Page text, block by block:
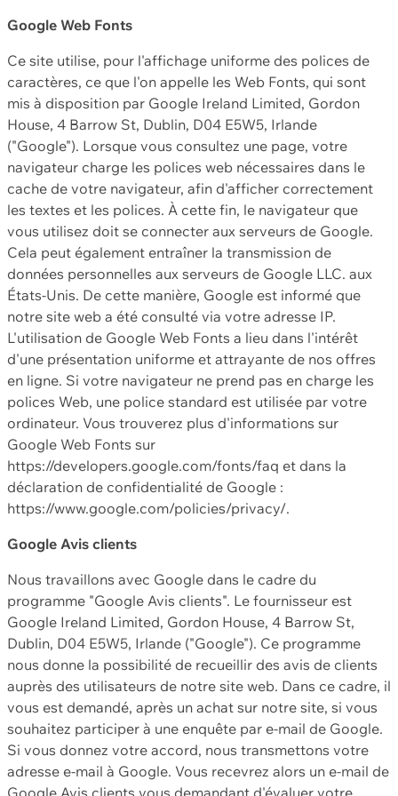
Google Web Fonts
Ce site utilise, pour l'affichage uniforme des polices de
caractères, ce que l'on appelle les Web Fonts, qui sont
mis à disposition par Google Ireland Limited, Gordon
House, 4 Barrow St, Dublin, D04 E5W5, Irlande
("Google"). Lorsque vous consultez une page, votre
navigateur charge les polices web nécessaires dans le
cache de votre navigateur, afin d'afficher correctement
les textes et les polices. À cette fin, le navigateur que
vous utilisez doit se connecter aux serveurs de Google.
Cela peut également entraîner la transmission de
données personnelles aux serveurs de Google LLC. aux
États-Unis. De cette manière, Google est informé que
notre site web a été consulté via votre adresse IP.
L'utilisation de Google Web Fonts a lieu dans l'intérêt
d'une présentation uniforme et attrayante de nos offres
en ligne. Si votre navigateur ne prend pas en charge les
polices Web, une police standard est utilisée par votre
ordinateur. Vous trouverez plus d'informations sur
Google Web Fonts sur
https://developers.google.com/fonts/faq et dans la
déclaration de confidentialité de Google :
https://www.google.com/policies/privacy/.
Google Avis clients
Nous travaillons avec Google dans le cadre du
programme "Google Avis clients". Le fournisseur est
Google Ireland Limited, Gordon House, 4 Barrow St,
Dublin, D04 E5W5, Irlande ("Google"). Ce programme
nous donne la possibilité de recueillir des avis de clients
auprès des utilisateurs de notre site web. Dans ce cadre, il
vous est demandé, après un achat sur notre site, si vous
souhaitez participer à une enquête par e-mail de Google.
Si vous donnez votre accord, nous transmettons votre
adresse e-mail à Google. Vous recevrez alors un e-mail de